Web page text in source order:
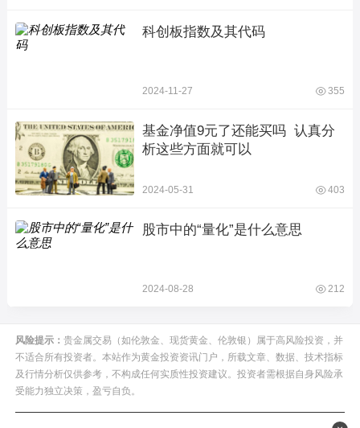
科创板指数及其代码
2024-11-27 355
基金净值9元了还能买吗  认真分
析这些方面就可以
2024-05-31 403
股市中的“量化”是什么意思
2024-08-28 212
风险提示： 贵金属交易（如伦敦金、现货黄金、伦敦银）属于高风险投资，并
不适合所有投资者。本站作为黄金投资资讯门户，所载文章、数据、技术指标
及行情分析仅供参考，不构成任何实质性投资建议。投资者需根据自身风险承
受能力独立决策，盈亏自负。